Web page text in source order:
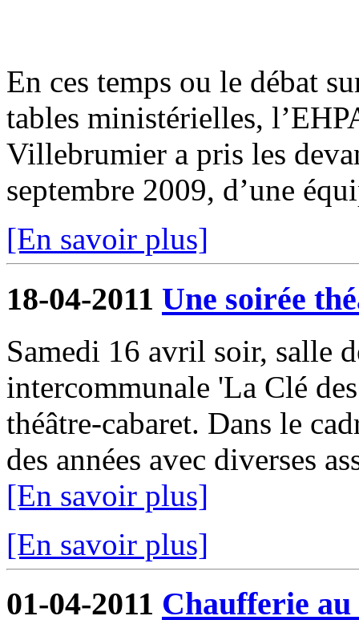
En ces temps ou le débat
tables ministérielles,
Villebrumier a pris les
septembre 2009, d’une
[En savoir plus]
18-04-2011 Une soirée
Samedi 16 avril soir, salle
intercommunale 'La Clé
théâtre-cabaret. Dans le
des années avec diverses
[En savoir plus]
[En savoir plus]
01-04-2011 Chaufferie au